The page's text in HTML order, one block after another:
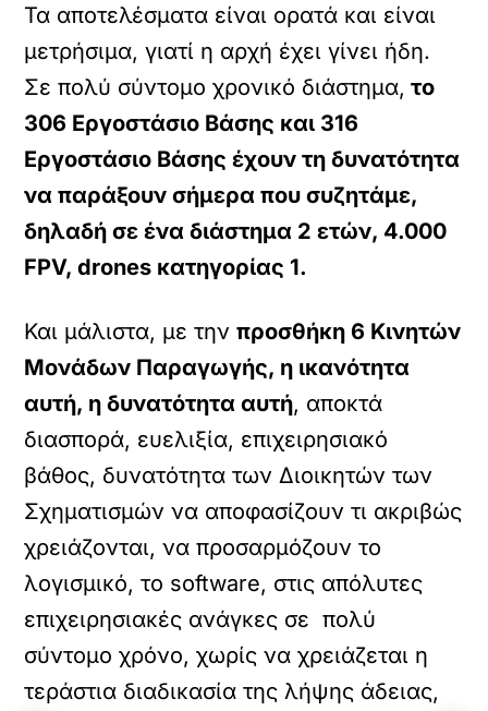
Τα αποτελέσματα είναι ορατά και είναι
μετρήσιμα, γιατί η αρχή έχει γίνει ήδη.
Σε πολύ σύντομο χρονικό διάστημα, το
306 Εργοστάσιο Βάσης και 316
Εργοστάσιο Βάσης έχουν τη δυνατότητα
να παράξουν σήμερα που συζητάμε,
δηλαδή σε ένα διάστημα 2 ετών, 4.000
FPV, drones κατηγορίας 1.
Και μάλιστα, με τηνπροσθήκη 6 Κινητών
Μονάδων Παραγωγής, η ικανότητα
αυτή, η δυνατότητα αυτή, αποκτά
διασπορά, ευελιξία, επιχειρησιακό
βάθος, δυνατότητα των Διοικητών των
Σχηματισμών να αποφασίζουν τι ακριβώς
χρειάζονται, να προσαρμόζουν το
λογισμικό, το software, στις απόλυτες
επιχειρησιακές ανάγκες σε πολύ
σύντομο χρόνο, χωρίς να χρειάζεται η
τεράστια διαδικασία της λήψης άδειας,